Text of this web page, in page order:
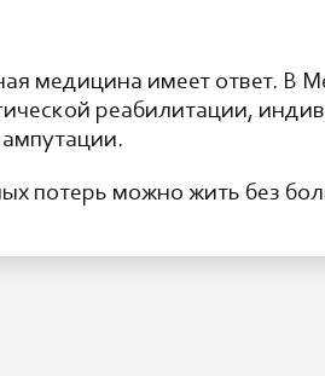
медицина имеет ответ. В
реабилитации,
потерь можно жить без